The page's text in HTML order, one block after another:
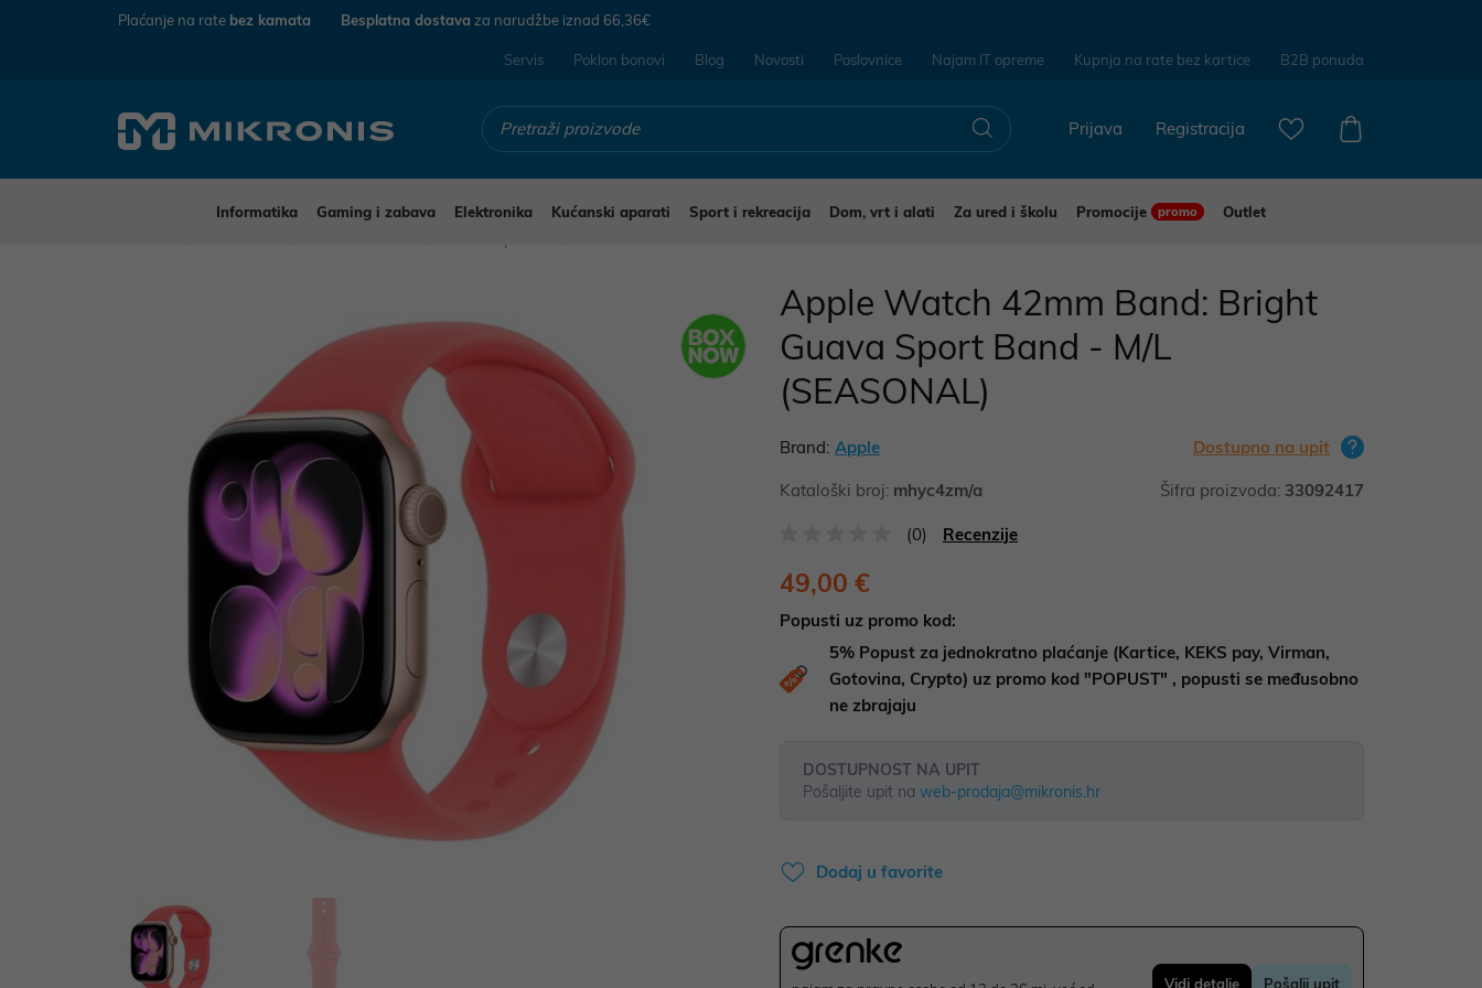
Plaćanje na rate bez kamata Besplatna dostava za narudžbe iznad 66,36€
Servis Poklon bonovi Blog Novosti Poslovnice Najam IT opreme Kupnja na rate bez kartice B2B ponuda
Registracija
Prijava
Informatika Gaming i zabava Elektronika Kućanski aparati Sport i rekreacija Dom, vrt i alati Za ured i školu Promocije promo
Outlet
Apple Watch 42mm Band: Bright
Guava Sport Band - M/L
(SEASONAL)
Brand: Apple Dostupno na upit
Kataloški broj: mhyc4zm/a Šifra proizvoda: 33092417
(0) Recenzije
49,00 €
Popusti uz promo kod:
5% Popust za jednokratno plaćanje (Kartice, KEKS pay, Virman,
Gotovina, Crypto) uz promo kod "POPUST" , popusti se međusobno
ne zbrajaju
DOSTUPNOST NA UPIT
Pošaljite upit na web-prodaja@mikronis.hr
Dodaj u favorite
Vidi detalje Pošalji upit